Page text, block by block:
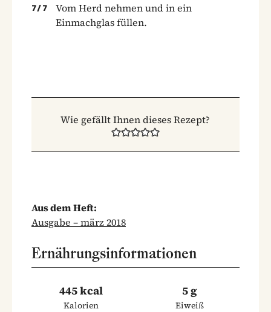
7/ 7
Vom Herd nehmen und in ein
Einmachglas füllen.
Wie gefällt Ihnen dieses Rezept?
Aus dem Heft:
Ausgabe – märz 2018
Ernährungsinformationen
445 kcal
Kalorien
5 g
Eiweiß